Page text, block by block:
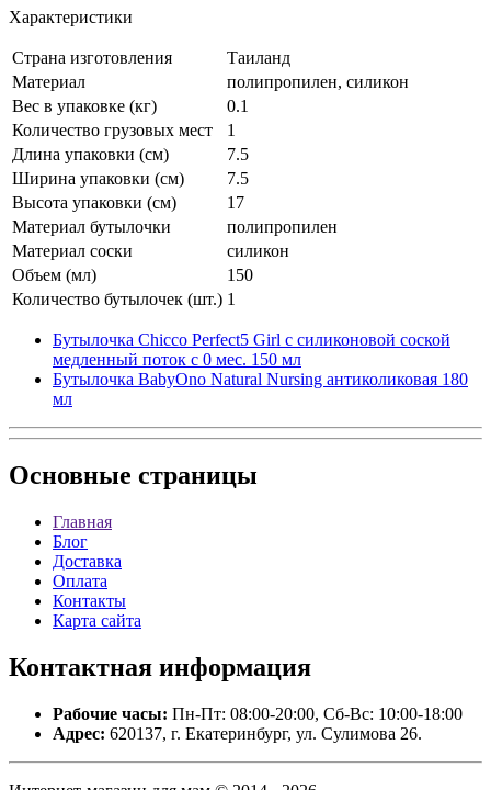
Характеристики
Страна изготовления
Таиланд
Материал
полипропилен, силикон
Вес в упаковке (кг)
0.1
Количество грузовых мест
1
Длина упаковки (см)
7.5
Ширина упаковки (см)
7.5
Высота упаковки (см)
17
Материал бутылочки
полипропилен
Материал соски
силикон
Объем (мл)
150
Количество бутылочек (шт.) 1
Бутылочка Chicco Perfect5 Girl с силиконовой соской
медленный поток с 0 мес. 150 мл
Бутылочка BabyOno Natural Nursing антиколиковая 180
мл
Основные страницы
Главная
Блог
Доставка
Оплата
Контакты
Карта сайта
Контактная информация
Рабочие часы: Пн-Пт: 08:00-20:00, Сб-Вс: 10:00-18:00
Адрес: 620137, г. Екатеринбург, ул. Сулимова 26.